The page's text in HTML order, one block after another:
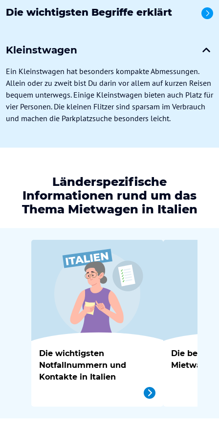
Die wichtigsten Begriffe erklärt
Alle
Kleinstwagen
Ein Kleinstwagen hat besonders kompakte Abmessungen.
Allein oder zu zweit bist Du darin vor allem auf kurzen Reisen
bequem unterwegs. Einige Kleinstwagen bieten auch Platz für
vier Personen. Die kleinen Flitzer sind sparsam im Verbrauch
und machen die Parkplatzsuche besonders leicht.
Länderspezifische
Informationen rund um das
Thema Mietwagen in Italien
Die wichtigsten
Notfallnummern und
Kontakte in Italien
Die besten